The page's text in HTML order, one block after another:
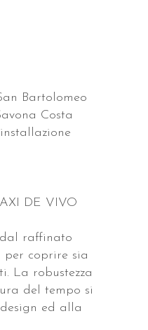
Bartolomeo
Costa
DE VIVO
raffinato
per coprire sia
La robustezza
del tempo si
ed alla